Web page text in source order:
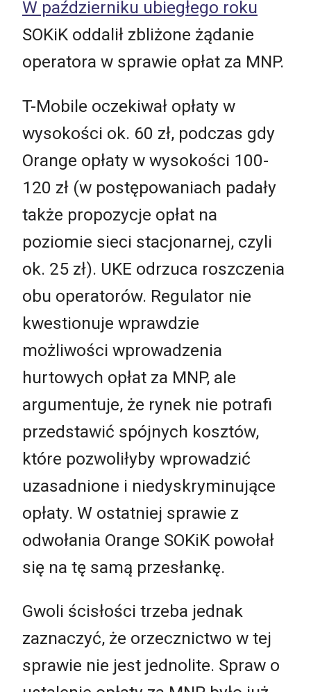
W październiku ubiegłego roku
SOKiK oddalił zbliżone żądanie
operatora w sprawie opłat za MNP.
T-Mobile oczekiwał opłaty w
wysokości ok. 60 zł, podczas gdy
Orange opłaty w wysokości 100-
120 zł (w postępowaniach padały
także propozycje opłat na
poziomie sieci stacjonarnej, czyli
ok. 25 zł). UKE odrzuca roszczenia
obu operatorów. Regulator nie
kwestionuje wprawdzie
możliwości wprowadzenia
hurtowych opłat za MNP, ale
argumentuje, że rynek nie potrafi
przedstawić spójnych kosztów,
które pozwoliłyby wprowadzić
uzasadnione i niedyskryminujące
opłaty. W ostatniej sprawie z
odwołania Orange SOKiK powołał
się na tę samą przesłankę.
Gwoli ścisłości trzeba jednak
zaznaczyć, że orzecznictwo w tej
sprawie nie jest jednolite. Spraw o